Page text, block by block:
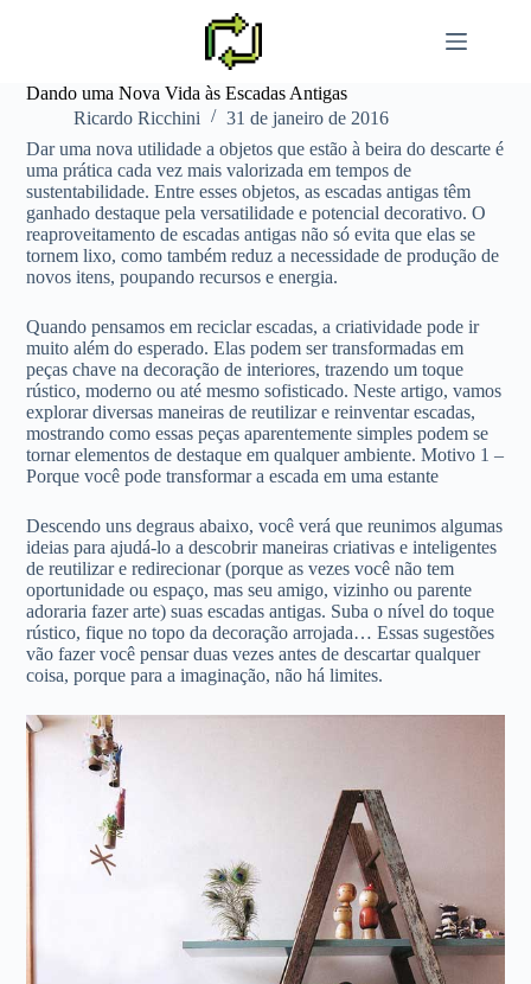
Dando uma Nova Vida às Escadas Antigas
Ricardo Ricchini
31 de janeiro de 2016
Dar uma nova utilidade a objetos que estão à beira do descarte é
uma prática cada vez mais valorizada em tempos de
sustentabilidade. Entre esses objetos, as escadas antigas têm
ganhado destaque pela versatilidade e potencial decorativo. O
reaproveitamento de escadas antigas não só evita que elas se
tornem lixo, como também reduz a necessidade de produção de
novos itens, poupando recursos e energia.
Quando pensamos em reciclar escadas, a criatividade pode ir
muito além do esperado. Elas podem ser transformadas em
peças chave na decoração de interiores, trazendo um toque
rústico, moderno ou até mesmo sofisticado. Neste artigo, vamos
explorar diversas maneiras de reutilizar e reinventar escadas,
mostrando como essas peças aparentemente simples podem se
tornar elementos de destaque em qualquer ambiente. Motivo 1 –
Porque você pode transformar a escada em uma estante
Descendo uns degraus abaixo, você verá que reunimos algumas
ideias para ajudá-lo a descobrir maneiras criativas e inteligentes
de reutilizar e redirecionar (porque as vezes você não tem
oportunidade ou espaço, mas seu amigo, vizinho ou parente
adoraria fazer arte) suas escadas antigas. Suba o nível do toque
rústico, fique no topo da decoração arrojada… Essas sugestões
vão fazer você pensar duas vezes antes de descartar qualquer
coisa, porque para a imaginação, não há limites.